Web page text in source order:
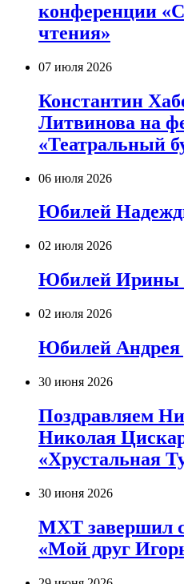
конференции
чтения»
07 июля 2026
Константин
Литвинова на
«Театральный
06 июля 2026
Юбилей
02 июля 2026
Юбилей Ирины
02 июля 2026
Юбилей Андрея
30 июня 2026
Поздравляем
Николая
«Хрустальная
30 июня 2026
МХТ завершил
«Мой друг